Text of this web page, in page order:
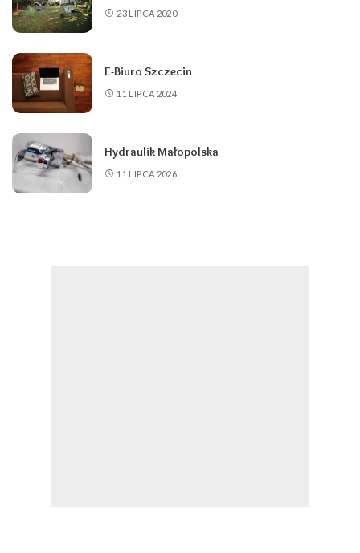
23 LIPCA 2020
E-Biuro Szczecin
11 LIPCA 2024
Hydraulik Małopolska
11 LIPCA 2026